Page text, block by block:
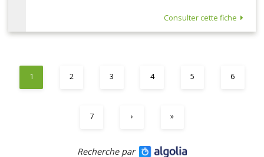
Consulter cette fiche
1 2 3 4 5 6
7 › »
Recherche par